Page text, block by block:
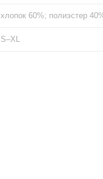
хлопок 60%; полиэстер
S–XL